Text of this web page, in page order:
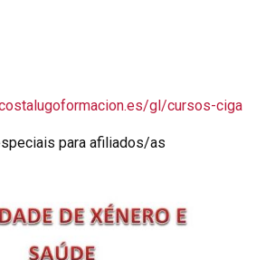
gl/cursos-ciga
para afiliados/as